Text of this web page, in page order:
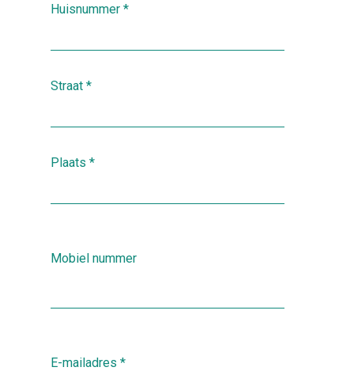
Huisnummer *
Straat *
Plaats *
Mobiel nummer
E-mailadres *